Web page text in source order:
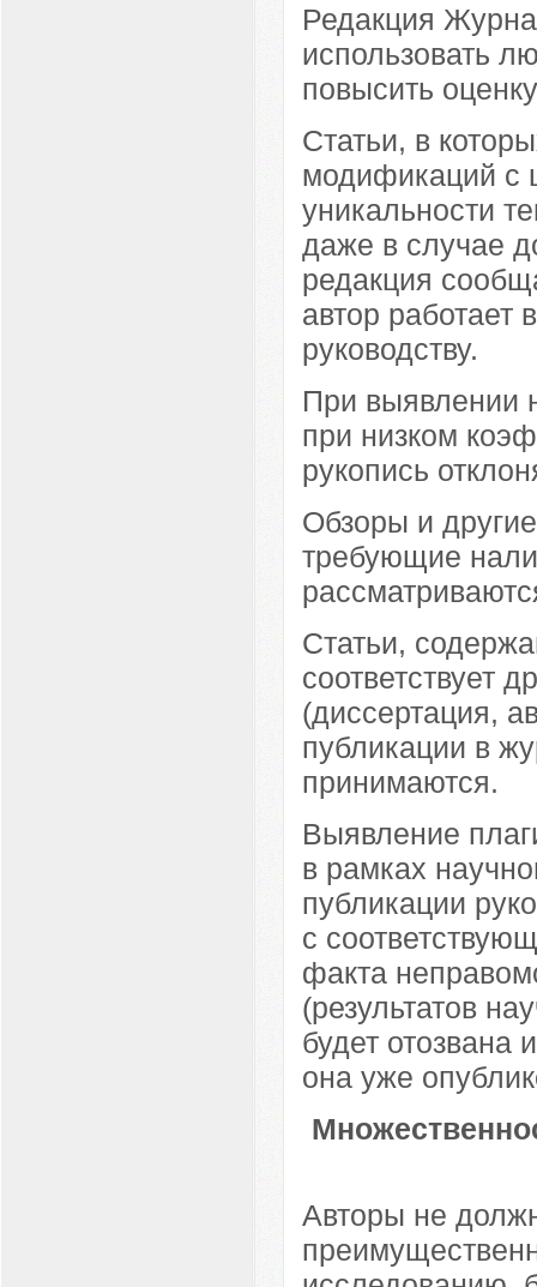
Редакция
использовать
повысить
Статьи, в
модификаций с
уникальности
даже в случае
редакция
автор работает
руководству.
При выявлении
при низком
рукопись
Обзоры и
требующие
Статьи,
соответствует
(диссертация,
публикации в
принимаются.
Выявление
в рамках
публикации
с
факта
(результатов
будет отозвана
она уже
Авторы не